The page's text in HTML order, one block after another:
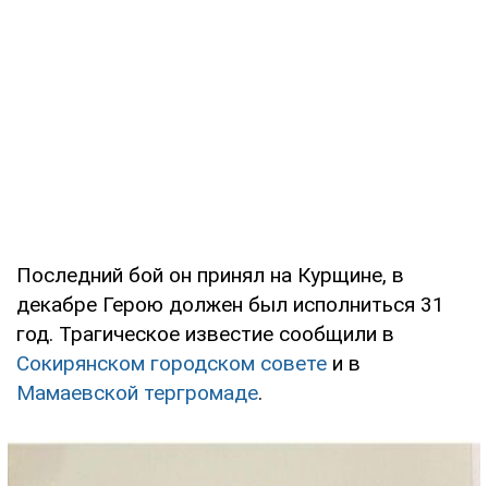
Последний бой он принял на Курщине, в
декабре Герою должен был исполниться 31
год. Трагическое известие сообщили в
Сокирянском городском совете и в
Мамаевской тергромаде.